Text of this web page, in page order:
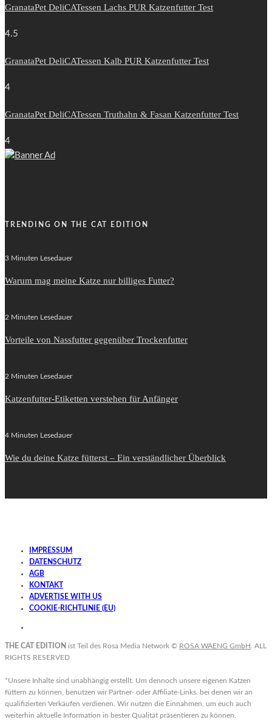
GranataPet DeliCATessen Lachs PUR Katzenfutter Test
4.5
GranataPet DeliCATessen Kalb PUR Katzenfutter Test
4
GranataPet DeliCATessen Truthahn & Fasan Katzenfutter Test
4
TRENDING ON THE CAT EDITION
3 Minuten Lesedauer
Warum mag meine Katze nur billiges Futter?
2 Minuten Lesedauer
Vorteile von Nassfutter gegenüber Trockenfutter
2 Minuten Lesedauer
Katzenfutter-Etiketten verstehen für Anfänger
4 Minuten Lesedauer
Wie du deine Katze fütterst – Ein verständlicher Überblick
IMPRESSUM
DATENSCHUTZ
AGB
KONTAKT
ADVERTISE WITH US
COOKIE-RICHTLINIE (EU)
THE CAT EDITION ist Teil des Rosa Media Network © ROSA WAENG GmbH . ALL
RIGHTS RESERVED
*Unsere Inhalte sind unabhängig erstellt. Um dennoch unsere eigenen Katzen
füttern zu können, benutzen wir Partner- oder Affiliate-Links. bei denen wir an
qualifizierten Verkäufen verdienen. Wir nutzen die Einnahmen, um euch auch
weiterhin aktuelle Information in bester Qualität präsentieren zu können.